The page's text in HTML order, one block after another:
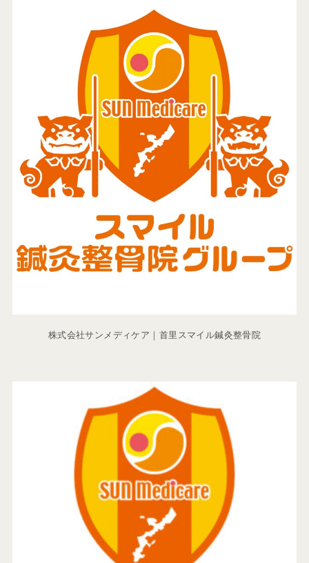
株式会社サンメディケア｜首里スマイル鍼灸整骨院